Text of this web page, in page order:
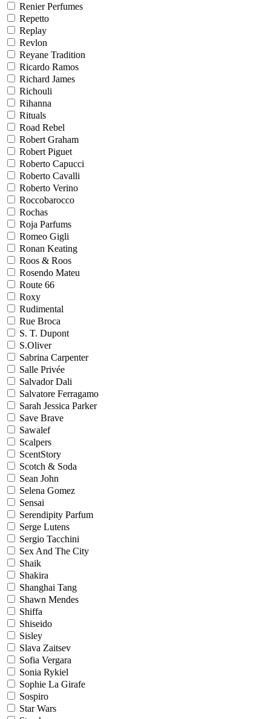
Renier Perfumes
Repetto
Replay
Revlon
Reyane Tradition
Ricardo Ramos
Richard James
Richouli
Rihanna
Rituals
Road Rebel
Robert Graham
Robert Piguet
Roberto Capucci
Roberto Cavalli
Roberto Verino
Roccobarocco
Rochas
Roja Parfums
Romeo Gigli
Ronan Keating
Roos & Roos
Rosendo Mateu
Route 66
Roxy
Rudimental
Rue Broca
S. T. Dupont
S.Oliver
Sabrina Carpenter
Salle Privée
Salvador Dali
Salvatore Ferragamo
Sarah Jessica Parker
Save Brave
Sawalef
Scalpers
ScentStory
Scotch & Soda
Sean John
Selena Gomez
Sensai
Serendipity Parfum
Serge Lutens
Sergio Tacchini
Sex And The City
Shaik
Shakira
Shanghai Tang
Shawn Mendes
Shiffa
Shiseido
Sisley
Slava Zaitsev
Sofia Vergara
Sonia Rykiel
Sophie La Girafe
Sospiro
Star Wars